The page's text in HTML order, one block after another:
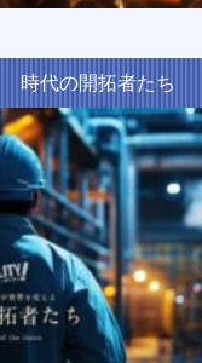
時代の開拓者たち